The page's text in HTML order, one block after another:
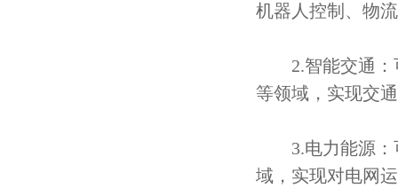
机器人控制、物
2.智能交通：
等领域，实现交
3.电力能源：
域，实现对电网